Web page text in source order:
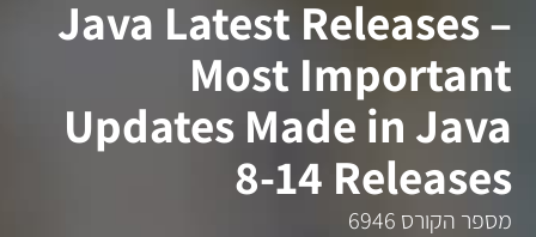
Java Latest Releases –
Most Important
Updates Made in Java
8-14 Releases
מספר הקורס 6946